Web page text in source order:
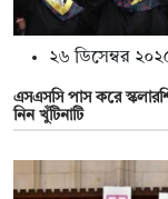
২৬ ডিসেম্বর
এসএসসি পাস করে
নিন খুঁটিনাটি